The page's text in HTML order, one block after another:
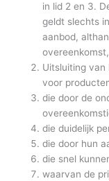
in lid 2 en 3.
geldt slechts
aanbod,
Uitsluiting van
voor
die door de
die duidelijk
die door hun
die snel
waarvan de